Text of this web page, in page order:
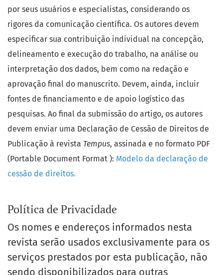
por seus usuários e especialistas, considerando os
rigores da comunicação científica. Os autores devem
especificar sua contribuição individual na concepção,
delineamento e execução do trabalho, na análise ou
interpretação dos dados, bem como na redação e
aprovação final do manuscrito. Devem, ainda, incluir
fontes de financiamento e de apoio logístico das
pesquisas. Ao final da submissão do artigo, os autores
devem enviar uma Declaração de Cessão de Direitos de
Publicação à revista Tempus, assinada e no formato PDF
(Portable Document Format ): Modelo da declaração de
cessão de direitos.
Política de Privacidade
Os nomes e endereços informados nesta
revista serão usados exclusivamente para os
serviços prestados por esta publicação, não
sendo disponibilizados para outras